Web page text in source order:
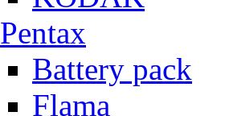
Pentax
Battery pack
Flama